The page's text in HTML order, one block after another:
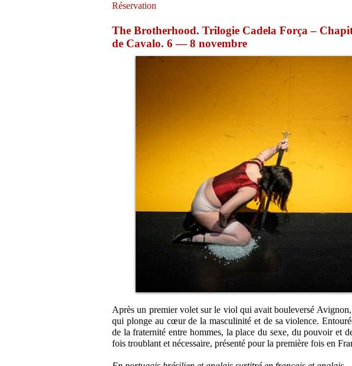
Réservation
The Brotherhood. Trilogie Cadela Força –
de Cavalo. 6 — 8 novembre
Après un premier volet sur le viol qui avait bouleversé
qui plonge au cœur de la masculinité et de sa violence.
de la fraternité entre hommes, la place du sexe, du pouvoir et
fois troublant et nécessaire, présenté pour la première fois en